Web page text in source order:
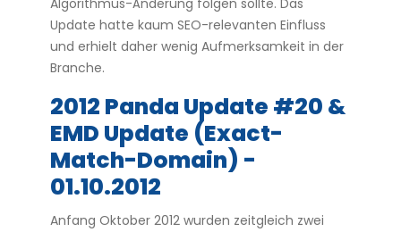
Update hatte kaum SEO-relevanten Einfluss
und erhielt daher wenig Aufmerksamkeit in der
Branche.
2012 Panda Update #20 &
EMD Update (Exact-
Match-Domain) -
01.10.2012
Anfang Oktober 2012 wurden zeitgleich zwei